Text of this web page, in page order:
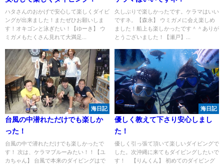
ハタさんのおかげで安心して楽しくダイビ
ングが出来ました！またぜひお願いしま
す！オキゴンと泳ぎたい！【ゆーき】 ウ
ミガメもたくさん見れて大満足...
久しぶりで楽しかったです。ケラマはいい
ですネ。【森永】 ウミガメに会え楽しめ
ました！船上も楽しかったです＾＾ありが
とうございました！【瀬戸】...
海日記
台風の中潜れただけでも楽しか
った！
台風の中で潜れただけでも楽しかったで
す！ 次は、ケラマブルーみたい！！【ユ
カちゃん】 台風で本来のダイビングはで
海日記
優しく教えて下さり安心しまし
た！
優しく引っ張て頂いて楽しいダイビングで
した。次沖縄に来てもダイビングしたいで
す！ 【りんくん】 初めてのダイビング